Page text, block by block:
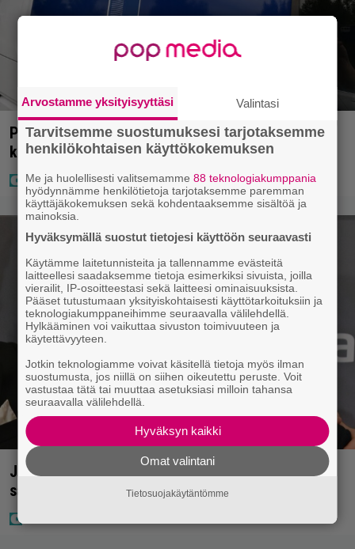
Poliisilla tehovalvonta – tästä kysymys ja näin
kauan kestää
Jani Sieviseltä harvinainen kuva – ”Kaikki lapset
samaan aikaan”
Arvostamme yksityisyyttäsi Valintasi
Tarvitsemme suostumuksesi tarjotaksemme
henkilökohtaisen käyttökokemuksen
Me ja huolellisesti valitsemamme88 teknologiakumppania
hyödynnämme henkilötietoja tarjotaksemme paremman
käyttäjäkokemuksen sekä kohdentaaksemme sisältöä ja
mainoksia.
Hyväksymällä suostut tietojesi käyttöön seuraavasti
Käytämme laitetunnisteita ja tallennamme evästeitä
laitteellesi saadaksemme tietoja esimerkiksi sivuista, joilla
vierailit, IP-osoitteestasi sekä laitteesi ominaisuuksista.
Pääset tutustumaan yksityiskohtaisesti käyttötarkoituksiin ja
teknologiakumppaneihimme seuraavalla välilehdellä.
Hylkääminen voi vaikuttaa sivuston toimivuuteen ja
käytettävyyteen.
Jotkin teknologiamme voivat käsitellä tietoja myös ilman
suostumusta, jos niillä on siihen oikeutettu peruste. Voit
vastustaa tätä tai muuttaa asetuksiasi milloin tahansa
seuraavalla välilehdellä.
Hyväksyn kaikki
Omat valintani
Tietosuojakäytäntömme